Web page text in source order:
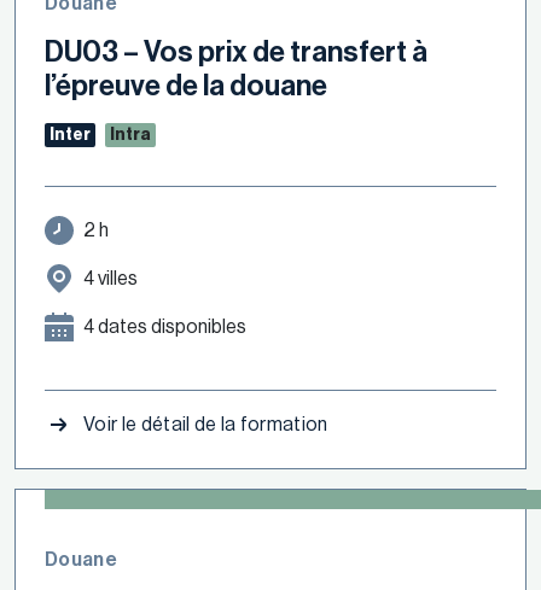
DU03 – Vos prix de transfert à
l’épreuve de la douane
Inter Intra
2 h
4 villes
4 dates disponibles
Voir le détail de la formation
Douane